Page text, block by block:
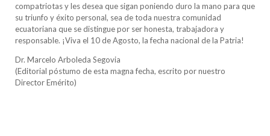
compatriotas y les desea que sigan poniendo duro la mano para que
su triunfo y éxito personal, sea de toda nuestra comunidad
ecuatoriana que se distingue por ser honesta, trabajadora y
responsable. ¡Viva el 10 de Agosto, la fecha nacional de la Patria!
Dr. Marcelo Arboleda Segovia
(Editorial póstumo de esta magna fecha, escrito por nuestro
Director Emérito)